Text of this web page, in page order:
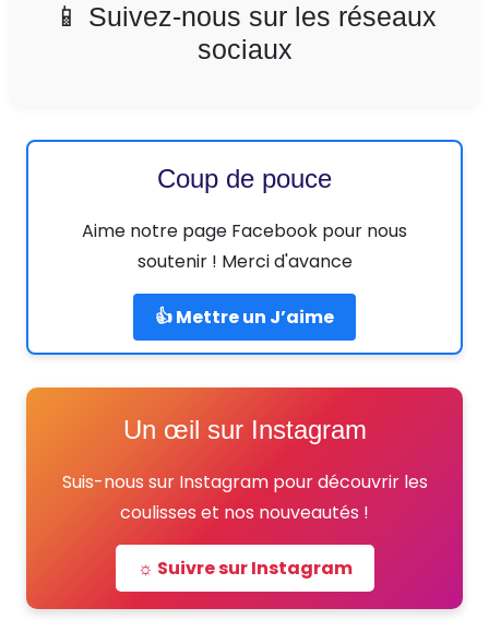
📱 Suivez-nous sur les réseaux
sociaux
Coup de pouce
Aime notre page Facebook pour nous
soutenir ! Merci d'avance
👍 Mettre un J’aime
Un œil sur Instagram
Suis-nous sur Instagram pour découvrir les
coulisses et nos nouveautés !
☼ Suivre sur Instagram